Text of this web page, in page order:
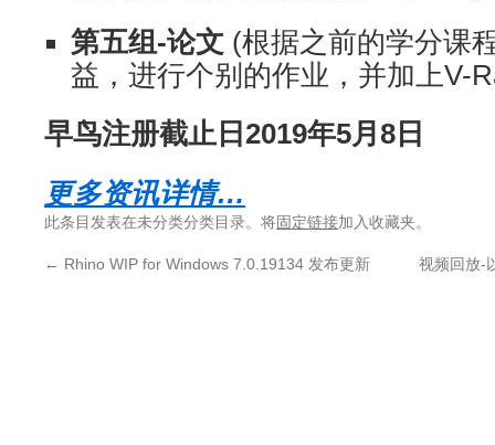
第五组-论文 (根据之前的学分课
益，进行个别的作业，并加上V-
早鸟注册截止日2019年5月8日
更多资讯详情…
此条目发表在未分类分类目录。将固定链接加入收藏夹。
← Rhino WIP for Windows 7.0.19134 发布更新 视频回放-